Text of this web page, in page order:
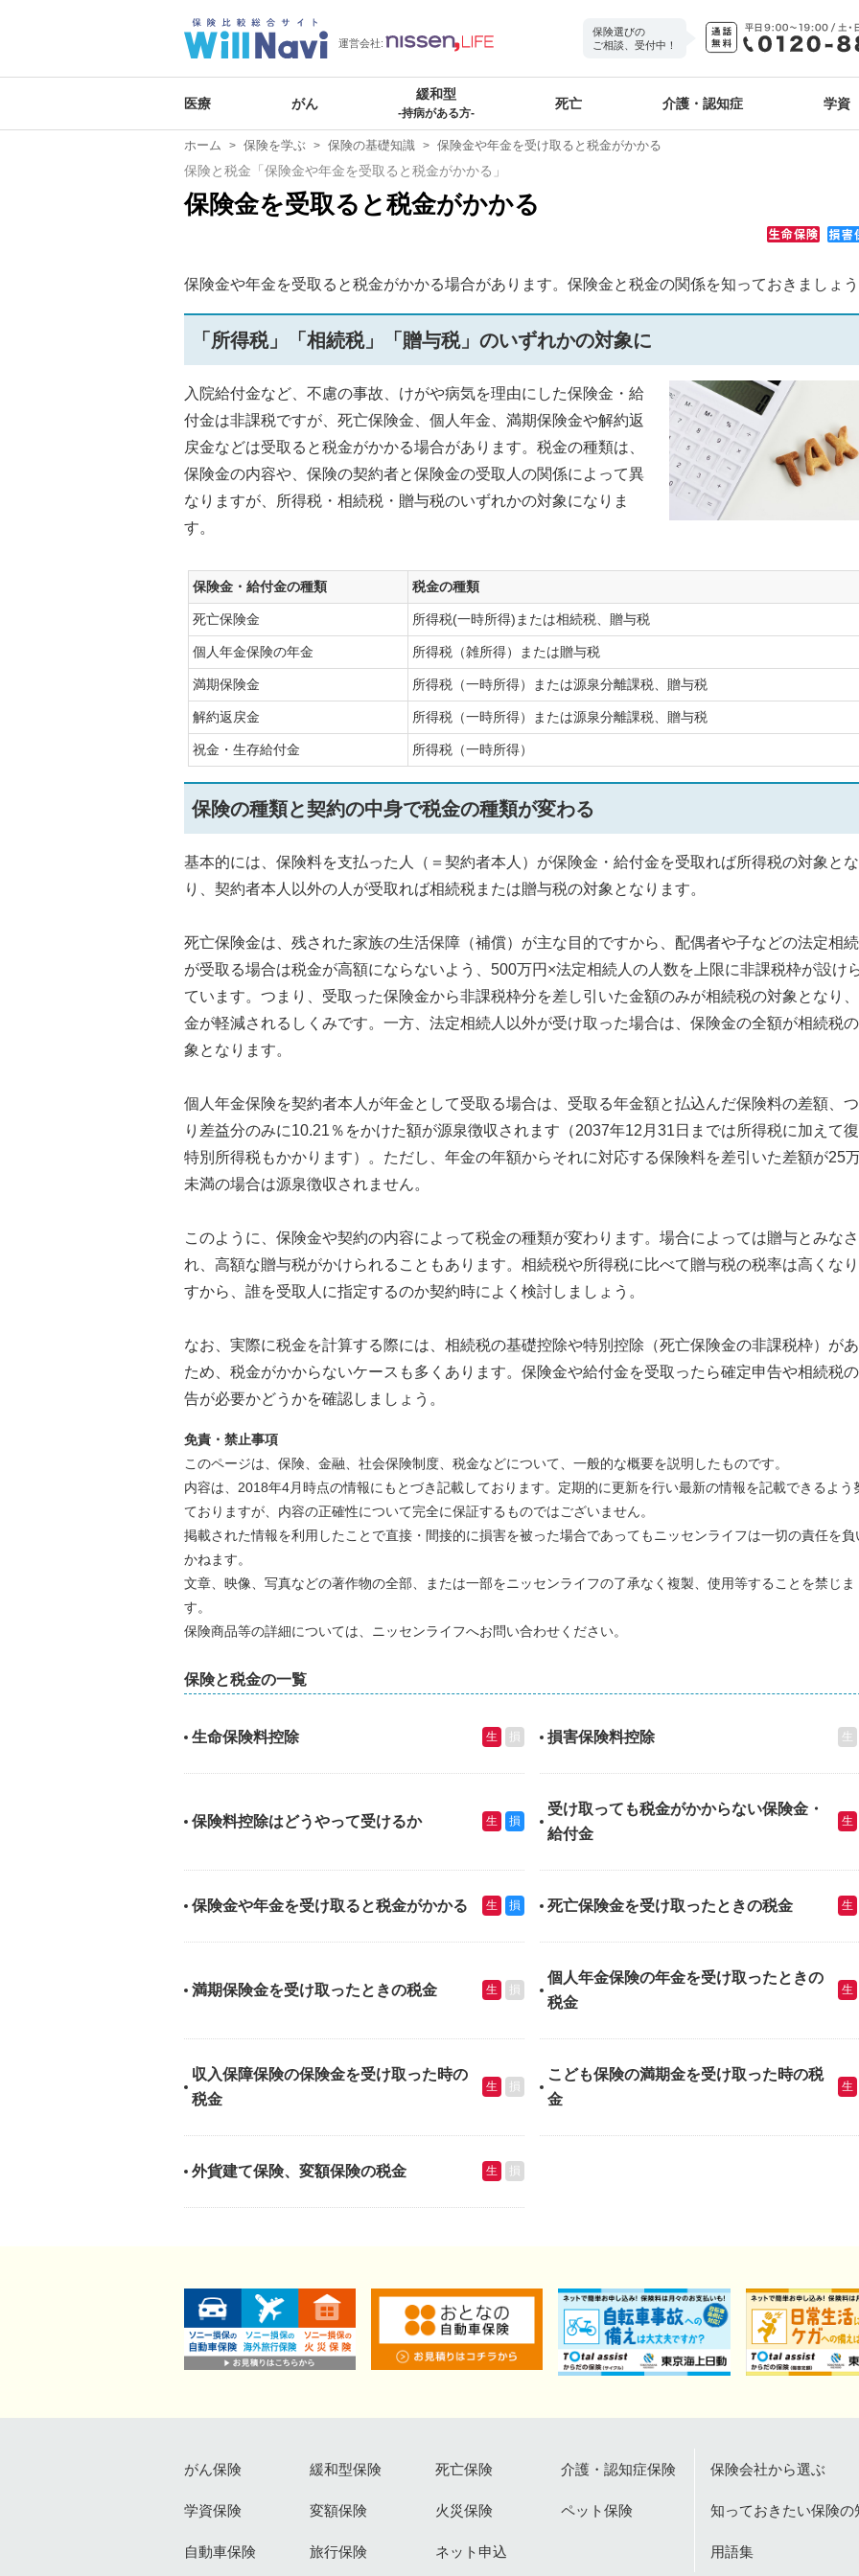
運営会社:
保険選びの
ご相談、受付中！
医療 がん
緩和型
-持病がある方-
死亡 介護・認知症 学資
ホーム 保険を学ぶ 保険の基礎知識 保険金や年金を受け取ると税金がかかる
保険と税金「保険金や年金を受取ると税金がかかる」
保険金を受取ると税金がかかる
保険金や年金を受取ると税金がかかる場合があります。保険金と税金の関係を知っておきましょう
「所得税」「相続税」「贈与税」のいずれかの対象に
入院給付金など、不慮の事故、けがや病気を理由にした保険金・給
付金は非課税ですが、死亡保険金、個人年金、満期保険金や解約返
戻金などは受取ると税金がかかる場合があります。税金の種類は、
保険金の内容や、保険の契約者と保険金の受取人の関係によって異
なりますが、所得税・相続税・贈与税のいずれかの対象になりま
す。
保険金・給付金の種類 税金の種類
死亡保険金 所得税(一時所得)または相続税、贈与税
個人年金保険の年金 所得税（雑所得）または贈与税
満期保険金 所得税（一時所得）または源泉分離課税、贈与税
解約返戻金 所得税（一時所得）または源泉分離課税、贈与税
祝金・生存給付金 所得税（一時所得）
保険の種類と契約の中身で税金の種類が変わる
基本的には、保険料を支払った人（＝契約者本人）が保険金・給付金を受取れば所得税の対象とな
り、契約者本人以外の人が受取れば相続税または贈与税の対象となります。
死亡保険金は、残された家族の生活保障（補償）が主な目的ですから、配偶者や子などの法定相続
が受取る場合は税金が高額にならないよう、500万円×法定相続人の人数を上限に非課税枠が設け
ています。つまり、受取った保険金から非課税枠分を差し引いた金額のみが相続税の対象となり
金が軽減されるしくみです。一方、法定相続人以外が受け取った場合は、保険金の全額が相続税
象となります。
個人年金保険を契約者本人が年金として受取る場合は、受取る年金額と払込んだ保険料の差額、つ
り差益分のみに10.21％をかけた額が源泉徴収されます（2037年12月31日までは所得税に加えて
特別所得税もかかります）。ただし、年金の年額からそれに対応する保険料を差引いた差額が25
未満の場合は源泉徴収されません。
このように、保険金や契約の内容によって税金の種類が変わります。場合によっては贈与とみなさ
れ、高額な贈与税がかけられることもあります。相続税や所得税に比べて贈与税の税率は高くなり
すから、誰を受取人に指定するのか契約時によく検討しましょう。
なお、実際に税金を計算する際には、相続税の基礎控除や特別控除（死亡保険金の非課税枠）が
ため、税金がかからないケースも多くあります。保険金や給付金を受取ったら確定申告や相続税
告が必要かどうかを確認しましょう。
免責・禁止事項
このページは、保険、金融、社会保険制度、税金などについて、一般的な概要を説明したものです。
内容は、2018年4月時点の情報にもとづき記載しております。定期的に更新を行い最新の情報を記載できるよう
ておりますが、内容の正確性について完全に保証するものではございません。
掲載された情報を利用したことで直接・間接的に損害を被った場合であってもニッセンライフは一切の責任を負
かねます。
文章、映像、写真などの著作物の全部、または一部をニッセンライフの了承なく複製、使用等することを禁じま
す。
保険商品等の詳細については、ニッセンライフへお問い合わせください。
保険と税金の一覧
生命保険料控除 生 損 損害保険料控除 生
保険料控除はどうやって受けるか 生 損
受け取っても税金がかからない保険金・
給付金
生
保険金や年金を受け取ると税金がかかる 生 損 死亡保険金を受け取ったときの税金 生
満期保険金を受け取ったときの税金 生 損
個人年金保険の年金を受け取ったときの
税金
生
収入保障保険の保険金を受け取った時の
税金
生 損
こども保険の満期金を受け取った時の税
金
生
外貨建て保険、変額保険の税金 生 損
がん保険 緩和型保険 死亡保険 介護・認知症保険
学資保険 変額保険 火災保険 ペット保険
自動車保険 旅行保険 ネット申込
保険会社から選ぶ
知っておきたい保険の
用語集